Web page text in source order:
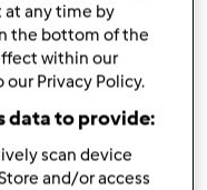
at any time by
the bottom of the
within our
Privacy Policy.
data to provide:
scan device
and/or access